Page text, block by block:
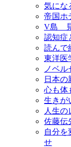
気にな
帝国ホ
V島 見
認知症
読んで
東洋医
ノベル
日本の
心も体
生きが
人生の
佐藤伝
自分
せ